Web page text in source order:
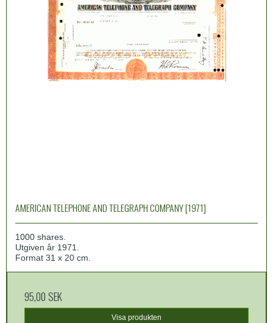
AMERICAN TELEPHONE AND TELEGRAPH COMPANY [1971]
1000 shares.
Utgiven år 1971.
Format 31 x 20 cm.
95,00 SEK
Visa produkten